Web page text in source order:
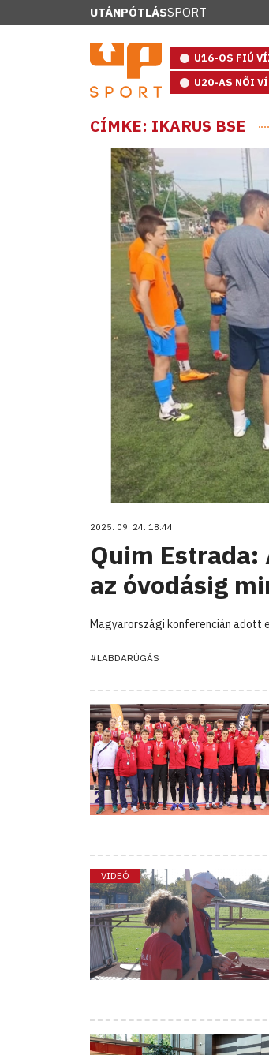
UTÁNPÓTLÁSSPORT
U16-OS FIÚ
U20-AS NŐI
CÍMKE: IKARUS BSE
2025. 09. 24. 18:44
Quim
az óvodásig
Magyarországi konferencián adott
#LABDARÚGÁS
VIDEÓ